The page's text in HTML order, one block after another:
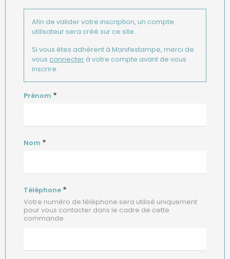
Groupe
col1
Afin de valider votre inscription, un compte
utilisateur sera créé sur ce site.
Si vous êtes adhérent à Manifestampe, merci de
vous connecter à votre compte avant de vous
inscrire.
Prénom
Nom
Téléphone
Votre numéro de téléphone sera utilisé uniquement
pour vous contacter dans le cadre de cette
commande.